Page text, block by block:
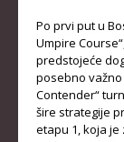
Po prvi put u
Umpire
predstojeće
posebno važno
Contender“
šire strategije
etapu 1, koja je